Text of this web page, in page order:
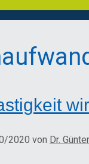
2020 von Dr.